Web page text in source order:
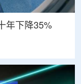
年下降35%